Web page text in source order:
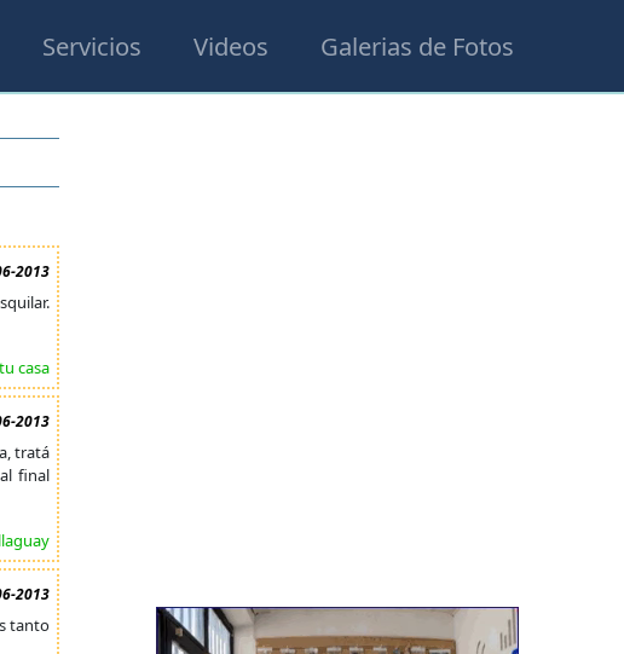
Servicios Videos Galerias de Fotos
2013
casa
2013
tratá
final
2013
tanto